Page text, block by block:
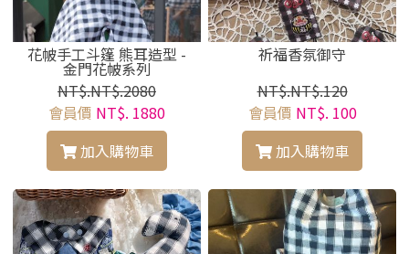
花帔手工斗篷 熊耳造型 -
金門花帔系列
NT$.NT$.2080
會員價 NT$. 1880
加入購物車
祈福香氛御守
NT$.NT$.120
會員價 NT$. 100
加入購物車